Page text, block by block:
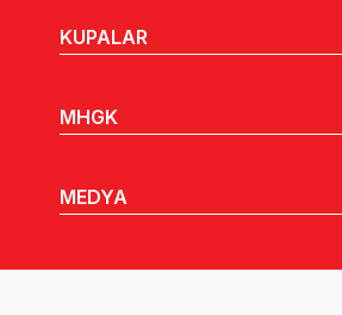
KUPALAR
MHGK
MEDYA
DUYURULAR